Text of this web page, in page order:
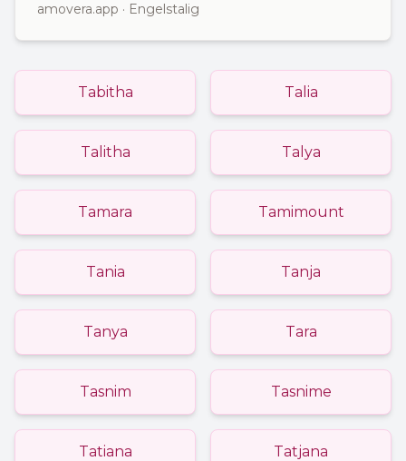
amovera.app · Engelstalig
Tabitha Talia
Talitha Talya
Tamara Tamimount
Tania Tanja
Tanya Tara
Tasnim Tasnime
Tatiana Tatjana